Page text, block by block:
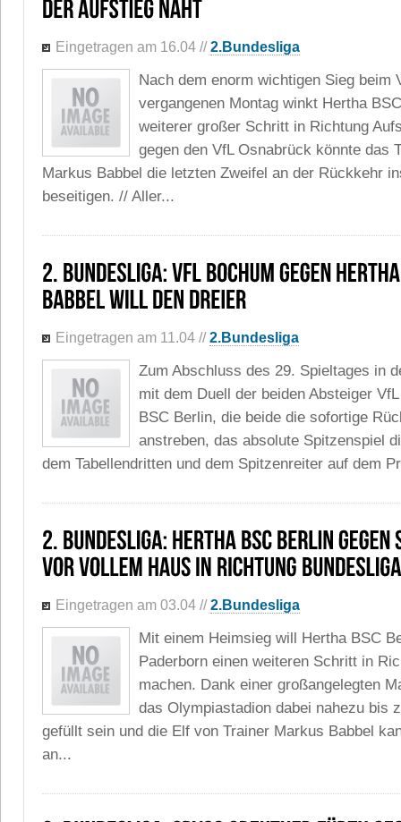
Eingetragen am 16.04 //2.Bundesliga
Nach dem enorm wichtigen Sieg beim
vergangenen Montag winkt Hertha
weiterer großer Schritt in Richtung
gegen den VfL Osnabrück könnte das
Markus Babbel die letzten Zweifel an der Rückkehr
beseitigen. // Aller...
Eingetragen am 11.04 //2.Bundesliga
Zum Abschluss des 29. Spieltages in
mit dem Duell der beiden Absteiger
BSC Berlin, die beide die sofortige
anstreben, das absolute Spitzenspiel
dem Tabellendritten und dem Spitzenreiter auf dem
Eingetragen am 03.04 //2.Bundesliga
Mit einem Heimsieg will Hertha BSC
Paderborn einen weiteren Schritt in
machen. Dank einer großangelegten
das Olympiastadion dabei nahezu bis
gefüllt sein und die Elf von Trainer Markus Babbel
an...